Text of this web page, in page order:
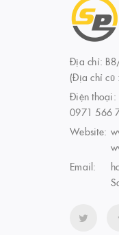
Địa chỉ:
(Địa chỉ cũ
Điện thoại:
0971 566
Website:
Email: